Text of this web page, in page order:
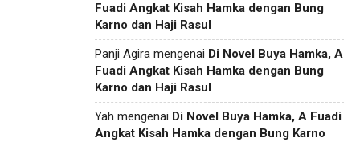
Fuadi Angkat Kisah Hamka dengan Bung
Karno dan Haji Rasul
Panji Agira mengenai Di Novel Buya Hamka, A
Fuadi Angkat Kisah Hamka dengan Bung
Karno dan Haji Rasul
Yah mengenai Di Novel Buya Hamka, A Fuadi
Angkat Kisah Hamka dengan Bung Karno